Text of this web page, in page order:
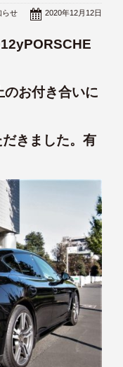
2020年12月12日
らせ
のお付き合いに
きました。有